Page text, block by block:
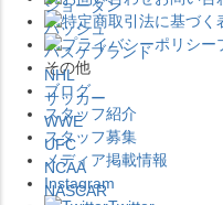
その他
ブログ
スタッフ紹介
スタッフ募集
メディア掲載情報
Instagram
ジョーダン
バッシュ
バスケブランド
NHL
サッカー
WWE
UFC
NCAA
NASCAR